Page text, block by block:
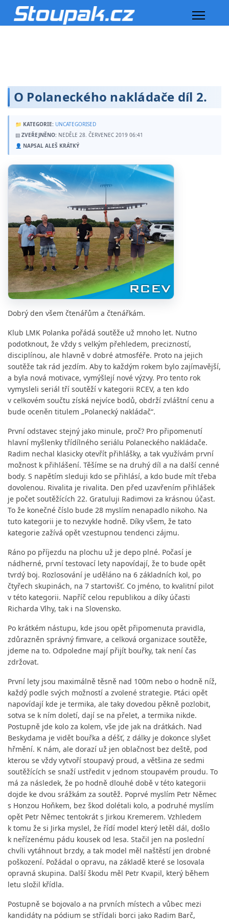
O Polaneckého nakládače díl 2.
📁 KATEGORIE: UNCATEGORISED
▤ ZVEŘEJNĚNO: NEDĚLE 28. ČERVENEC 2019 06:41
👤 NAPSAL ALEŠ KRÁTKÝ
Dobrý den všem čtenářům a čtenářkám.
Klub LMK Polanka pořádá soutěže už mnoho let. Nutno
podotknout, že vždy s velkým přehledem, precizností,
disciplínou, ale hlavně v dobré atmosféře. Proto na jejich
soutěže tak rád jezdím. Aby to každým rokem bylo zajímavější,
a byla nová motivace, vymýšlejí nové výzvy. Pro tento rok
vymysleli seriál tří soutěží v kategorii RCEV, a ten kdo
v celkovém součtu získá nejvíce bodů, obdrží zvláštní cenu a
bude oceněn titulem „Polanecký nakládač“.
První odstavec stejný jako minule, proč? Pro připomenutí
hlavní myšlenky třídílného seriálu Polaneckého nakládače.
Radim nechal klasicky otevřít přihlášky, a tak využívám první
možnost k přihlášení. Těšíme se na druhý díl a na další cenné
body. S napětím sleduji kdo se přihlásí, a kdo bude mít třeba
dovolenou. Rivalita je rivalita. Den před uzavřením přihlášek
je počet soutěžících 22. Gratuluji Radimovi za krásnou účast.
To že konečné číslo bude 28 myslím nenapadlo nikoho. Na
tuto kategorii je to nezvykle hodně. Díky všem, že tato
kategorie zažívá opět vzestupnou tendenci zájmu.
Ráno po příjezdu na plochu už je depo plné. Počasí je
nádherné, první testovací lety napovídají, že to bude opět
tvrdý boj. Rozlosování je uděláno na 6 základních kol, po
čtyřech skupinách, na 7 startovišť. Co jméno, to kvalitní pilot
v této kategorii. Napříč celou republikou a díky účasti
Richarda Vlhy, tak i na Slovensko.
Po krátkém nástupu, kde jsou opět připomenuta pravidla,
zdůrazněn správný fimvare, a celková organizace soutěže,
jdeme na to. Odpoledne mají přijít bouřky, tak není čas
zdržovat.
První lety jsou maximálně těsně nad 100m nebo o hodně níž,
každý podle svých možností a zvolené strategie. Ptáci opět
napovídají kde je termika, ale taky dovedou pěkně pozlobit,
sotva se k ním doletí, dají se na přelet, a termika nikde.
Postupně jde kolo za kolem, vše jde jak na drátkách. Nad
Beskydama je vidět bouřka a déšť, z dálky je dokonce slyšet
hřmění. K nám, ale dorazí už jen oblačnost bez deště, pod
kterou se vždy vytvoří stoupavý proud, a většina ze sedmi
soutěžících se snaží ustředit v jednom stoupavém proudu. To
má za následek, že po hodně dlouhé době v této kategorii
dojde ke dvou srážkám za soutěž. Poprvé myslím Petr Němec
s Honzou Hoňkem, bez škod dolétali kolo, a podruhé myslím
opět Petr Němec tentokrát s Jirkou Kremerem. Vzhledem
k tomu že si Jirka myslel, že řídí model který letěl dál, došlo
k neřízenému pádu kousek od lesa. Stačil jen na poslední
chvíli vytáhnout brzdy, a tak model měl naštěstí jen drobné
poškození. Požádal o opravu, na základě které se losovala
opravná skupina. Další škodu měl Petr Kvapil, který během
letu složil křídla.
Postupně se bojovalo a na prvních místech a vůbec mezi
kandidáty na pódium se střídali borci jako Radim Barč,